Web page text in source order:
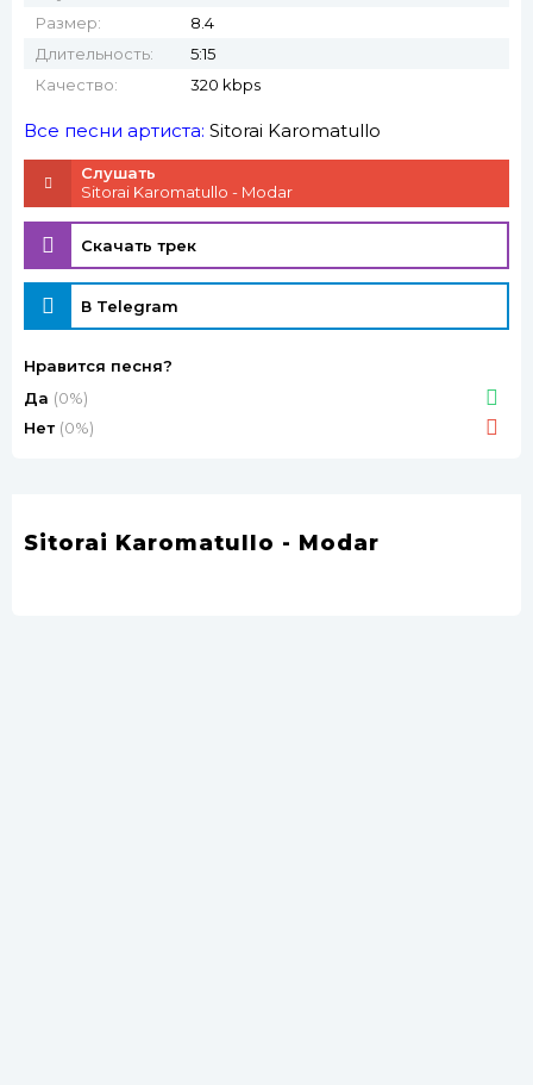
Размер:
8.4
Длительность:
5:15
Качество:
320 kbps
Все песни артиста: Sitorai Karomatullo
Слушать
Sitorai Karomatullo - Modar
Скачать трек
В Telegram
Нравится песня?
Да (0%)
Нет (0%)
Sitorai Karomatullo - Modar